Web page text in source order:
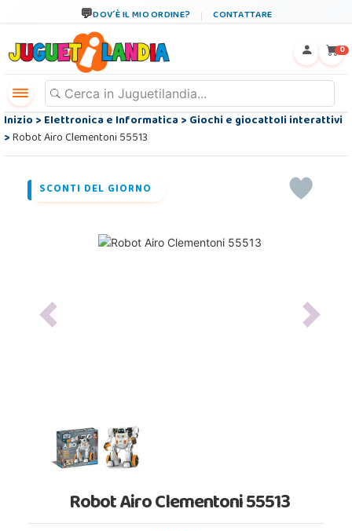
DOV´È IL MIO ORDINE? CONTATTARE
0
Inizio>Elettronica e Informatica>Giochi e giocattoli interattivi
>Robot Airo Clementoni 55513
SCONTI DEL GIORNO
Previous Next
Robot Airo Clementoni 55513